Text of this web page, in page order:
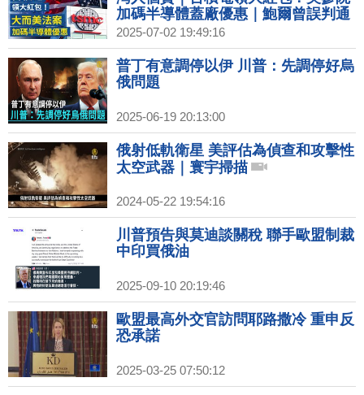
加碼半導體蓋廠優惠｜鮑爾曾誤判通
膨 現指夏季浮現！關稅將左右幅度？
｜柏林動物園花式消暑 涼水SPA冷凍
水果冰塊解熱
2025-07-02 19:49:16
普丁有意調停以伊 川普：先調停好烏
俄問題
2025-06-19 20:13:00
俄射低軌衛星 美評估為偵查和攻擊性
太空武器｜寰宇掃描
2024-05-22 19:54:16
川普預告與莫迪談關稅 聯手歐盟制裁
中印買俄油
2025-09-10 20:19:46
歐盟最高外交官訪問耶路撒冷 重申反
恐承諾
2025-03-25 07:50:12